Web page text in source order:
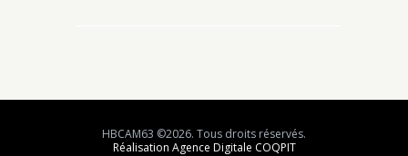
HBCAM63 ©2026. Tous droits réservés.
Réalisation Agence Digitale COQPIT